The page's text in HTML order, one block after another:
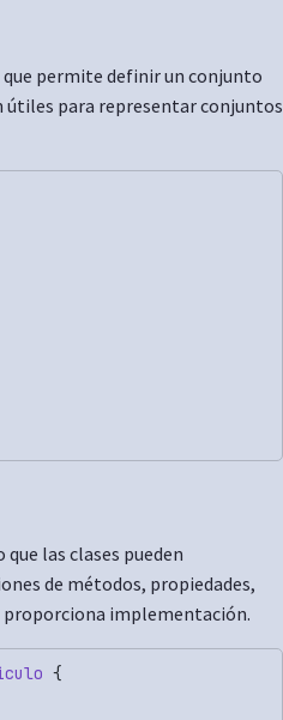
permite definir un conjunto
útiles para representar conjuntos
las clases pueden
de métodos, propiedades,
proporciona implementación.
{